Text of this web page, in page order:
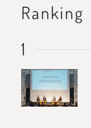
Ranking